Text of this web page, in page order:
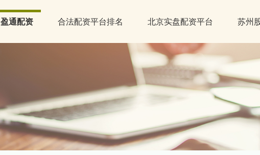
盈通配资 合法配资平台排名 北京实盘配资平台 苏州